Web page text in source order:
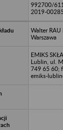
992700/
2019-
Walter RAU
Warszawa
EMIKS
Lublin, ul.
749 65 60;
emiks-